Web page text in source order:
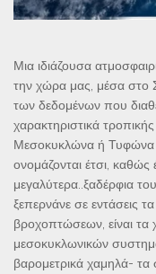
Μια ιδιάζουσα
την χώρα μας, μέσα
των δεδομένων που
χαρακτηριστικά
Μεσοκυκλώνα ή Τυφώνα
ονομάζονται έτσι, καθώς
μεγαλύτερα..ξαδέρφια
ξεπερνάνε σε εντάσεις
βροχοπτώσεων, είναι τα
μεσοκυκλωνικών
βαρομετρικά χαμηλά-